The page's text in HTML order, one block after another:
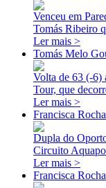
Venceu em
Tomás Ribeiro
Ler mais >
Tomás Melo
Volta de 63 (-6)
Tour, que
Ler mais >
Francisca
Dupla do
Circuito
Ler mais >
Francisca